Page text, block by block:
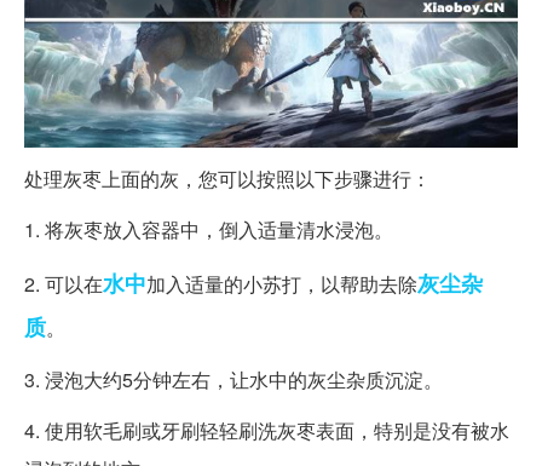
处理灰枣上面的灰，您可以按照以下步骤进行：
1. 将灰枣放入容器中，倒入适量清水浸泡。
2. 可以在水中加入适量的小苏打，以帮助去除灰尘杂
质。
3. 浸泡大约5分钟左右，让水中的灰尘杂质沉淀。
4. 使用软毛刷或牙刷轻轻刷洗灰枣表面，特别是没有被水